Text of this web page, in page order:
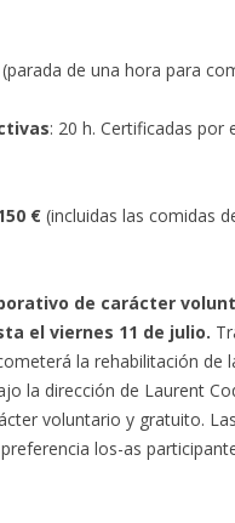
de una hora para
: 20 h. Certificadas por
€ (incluidas las comidas
de carácter
el viernes 11 de julio.
la rehabilitación de
la dirección de Laurent
voluntario y gratuito.
los-as